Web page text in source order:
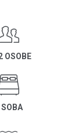
OSOBE
SOBA